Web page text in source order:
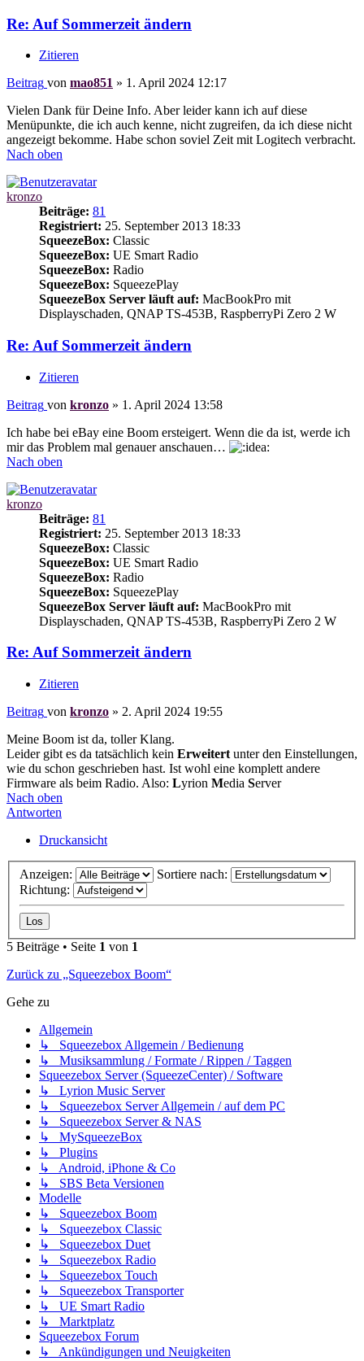
Re: Auf Sommerzeit ändern
Zitieren
Beitrag von mao851 » 1. April 2024 12:17
Vielen Dank für Deine Info. Aber leider kann ich auf diese
Menüpunkte, die ich auch kenne, nicht zugreifen, da ich diese nicht
angezeigt bekomme. Habe schon soviel Zeit mit Logitech verbracht.
Nach oben
kronzo
Beiträge: 81
Registriert: 25. September 2013 18:33
SqueezeBox: Classic
SqueezeBox: UE Smart Radio
SqueezeBox: Radio
SqueezeBox: SqueezePlay
SqueezeBox Server läuft auf: MacBookPro mit
Displayschaden, QNAP TS-453B, RaspberryPi Zero 2 W
Re: Auf Sommerzeit ändern
Zitieren
Beitrag von kronzo » 1. April 2024 13:58
Ich habe bei eBay eine Boom ersteigert. Wenn die da ist, werde ich
mir das Problem mal genauer anschauen…
Nach oben
kronzo
Beiträge: 81
Registriert: 25. September 2013 18:33
SqueezeBox: Classic
SqueezeBox: UE Smart Radio
SqueezeBox: Radio
SqueezeBox: SqueezePlay
SqueezeBox Server läuft auf: MacBookPro mit
Displayschaden, QNAP TS-453B, RaspberryPi Zero 2 W
Re: Auf Sommerzeit ändern
Zitieren
Beitrag von kronzo » 2. April 2024 19:55
Meine Boom ist da, toller Klang.
Leider gibt es da tatsächlich kein Erweitert unter den Einstellungen,
wie du schon geschrieben hast. Ist wohl eine komplett andere
Firmware als beim Radio. Also: Lyrion Media Server
Nach oben
Antworten
Druckansicht
Anzeigen:
Sortiere nach:
Richtung:
5 Beiträge • Seite 1 von 1
Zurück zu „Squeezebox Boom“
Gehe zu
Allgemein
↳ Squeezebox Allgemein / Bedienung
↳ Musiksammlung / Formate / Rippen / Taggen
Squeezebox Server (SqueezeCenter) / Software
↳ Lyrion Music Server
↳ Squeezebox Server Allgemein / auf dem PC
↳ Squeezebox Server & NAS
↳ MySqueezeBox
↳ Plugins
↳ Android, iPhone & Co
↳ SBS Beta Versionen
Modelle
↳ Squeezebox Boom
↳ Squeezebox Classic
↳ Squeezebox Duet
↳ Squeezebox Radio
↳ Squeezebox Touch
↳ Squeezebox Transporter
↳ UE Smart Radio
↳ Marktplatz
Squeezebox Forum
↳ Ankündigungen und Neuigkeiten